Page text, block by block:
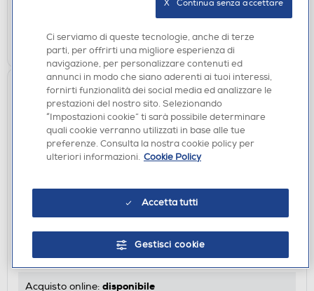
non disponibile
AGGIUNGI
ACCESSORI HOME ENTERTAINMENT
MICROSOFT - FORZA HORIZON CONTROLLER
LIMITED EDIRION-AZZURRO
€ 89,90
Acquisto online: disponibile
Ci serviamo di queste tecnologie, anche di terze
parti, per offrirti una migliore esperienza di
navigazione, per personalizzare contenuti ed
annunci in modo che siano aderenti ai tuoi interessi,
fornirti funzionalità dei social media ed analizzare le
prestazioni del nostro sito. Selezionando
“Impostazioni cookie” ti sarà possibile determinare
quali cookie verranno utilizzati in base alle tue
preferenze. Consulta la nostra cookie policy per
ulteriori informazioni. Cookie Policy
Accetta tutti
Gestisci cookie
X   Continua senza accettare